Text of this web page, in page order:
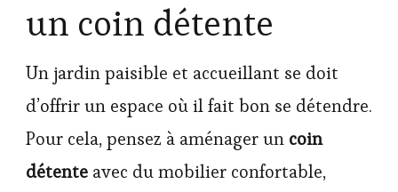
un coin détente
Un jardin paisible et accueillant se doit
d’offrir un espace où il fait bon se détendre.
Pour cela, pensez à aménager un coin
détente avec du mobilier confortable,